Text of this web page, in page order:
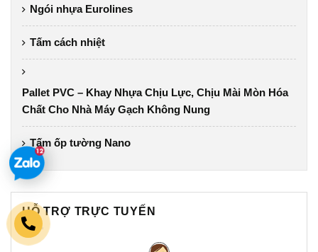
Ngói nhựa Eurolines
Tấm cách nhiệt
Pallet PVC – Khay Nhựa Chịu Lực, Chịu Mài Mòn Hóa
Chất Cho Nhà Máy Gạch Không Nung
Tấm ốp tường Nano
HỖ TRỢ TRỰC TUYẾN